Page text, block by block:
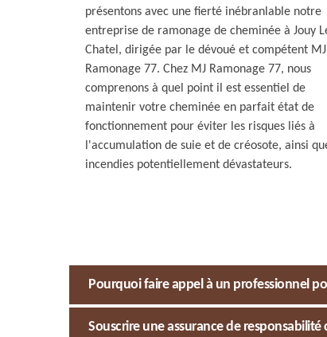
présentons avec une fierté inébranlable notre
entreprise de ramonage de cheminée à Jouy
Chatel, dirigée par le dévoué et compétent MJ
Ramonage 77. Chez MJ Ramonage 77, nous
comprenons à quel point il est essentiel de
maintenir votre cheminée en parfait état de
fonctionnement pour éviter les risques liés à
l'accumulation de suie et de créosote, ainsi
incendies potentiellement dévastateurs.
Pourquoi faire appel à un professionnel
Souscrire une assurance de